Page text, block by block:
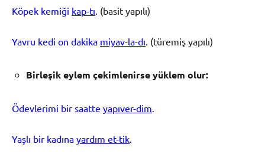
Köpek kemiği kap-tı (basit yapılı)
Yavru kedi on dakika miyav-la-dı (türemiş yapılı)
Birleşik eylem çekimlenirse yüklem olur:
Ödevlerimi bir saatte yapıver-dim
Yaşlı bir kadına yardım et-tik